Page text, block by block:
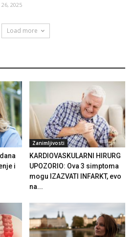
2025
Load more
i
Zanimljivosti
KARDIOVASKULARNI HIRURG
UPOZORIO: Ova 3 simptoma
mogu IZAZVATI INFARKT, evo
na...